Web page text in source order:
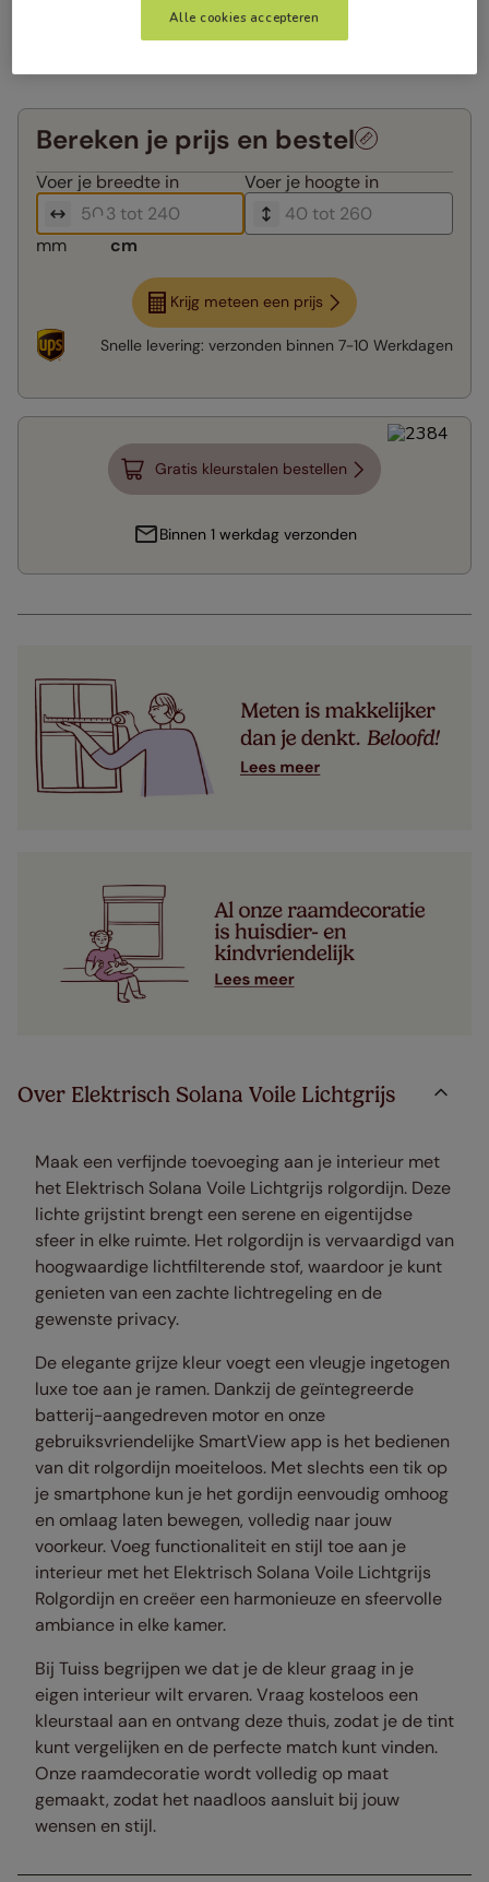
Bereken je prijs en bestel
Voer je breedte in Voer je hoogte in
mm cm
Krijg meteen een prijs
Snelle levering: verzonden binnen 7-10 Werkdagen
Gratis kleurstalen bestellen
Binnen 1 werkdag verzonden
Over Elektrisch Solana Voile Lichtgrijs
Maak een verfijnde toevoeging aan je interieur met
het Elektrisch Solana Voile Lichtgrijs rolgordijn. Deze
lichte grijstint brengt een serene en eigentijdse
sfeer in elke ruimte. Het rolgordijn is vervaardigd van
hoogwaardige lichtfilterende stof, waardoor je kunt
genieten van een zachte lichtregeling en de
gewenste privacy.
De elegante grijze kleur voegt een vleugje ingetogen
luxe toe aan je ramen. Dankzij de geïntegreerde
batterij-aangedreven motor en onze
gebruiksvriendelijke SmartView app is het bedienen
van dit rolgordijn moeiteloos. Met slechts een tik op
je smartphone kun je het gordijn eenvoudig omhoog
en omlaag laten bewegen, volledig naar jouw
voorkeur. Voeg functionaliteit en stijl toe aan je
interieur met het Elektrisch Solana Voile Lichtgrijs
Rolgordijn en creëer een harmonieuze en sfeervolle
ambiance in elke kamer.
Bij Tuiss begrijpen we dat je de kleur graag in je
eigen interieur wilt ervaren. Vraag kosteloos een
kleurstaal aan en ontvang deze thuis, zodat je de tint
kunt vergelijken en de perfecte match kunt vinden.
Onze raamdecoratie wordt volledig op maat
gemaakt, zodat het naadloos aansluit bij jouw
wensen en stijl.
Alle cookies accepteren